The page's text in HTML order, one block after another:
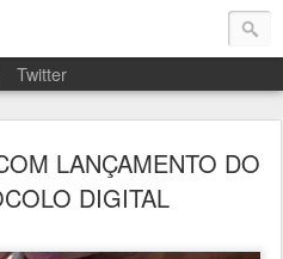
Twitter
LANÇAMENTO DO
DIGITAL